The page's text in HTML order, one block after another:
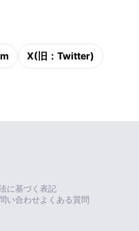
X(旧：Twitter)
に基づく表記
い合わせ よくある質問